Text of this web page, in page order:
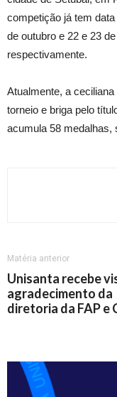
competição já tem
de outubro e 22 e 23
respectivamente.
Atualmente, a
torneio e briga pelo
acumula 58 medalhas,
Matéria anterior
Unisanta recebe
agradecimento da
diretoria da FAP e